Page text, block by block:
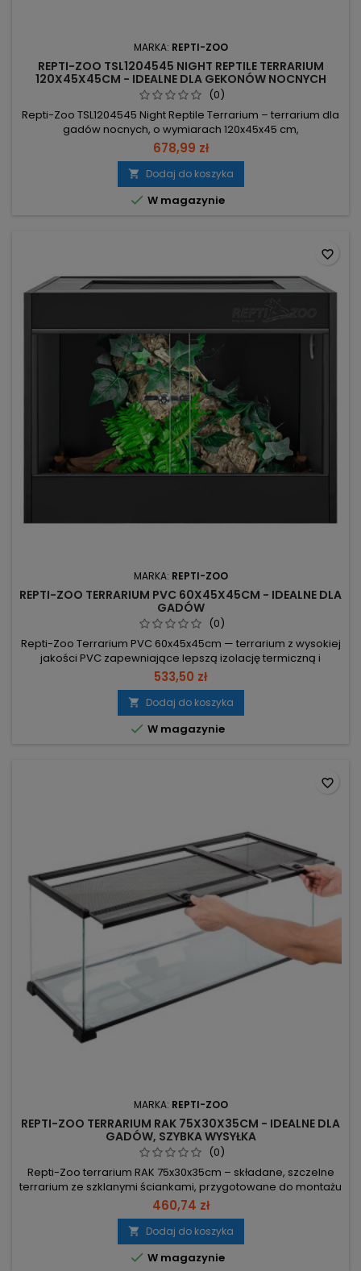
MARKA: REPTI-ZOO
REPTI-ZOO TSL1204545 NIGHT REPTILE TERRARIUM
120X45X45CM - IDEALNE DLA GEKONÓW NOCNYCH
(0)
Repti-Zoo TSL1204545 Night Reptile Terrarium – terrarium dla
gadów nocnych, o wymiarach 120x45x45 cm,
zaprojektowane dla bezpieczeństwa i komfortu zwierząt
nocnych. Górna pokrywa z metalowej siatki – maksymalna
wentylacja; kompatybilna z oświetleniem i ogrzewaniem.
Matowe czarne, nieprzezroczyste ścianki – ograniczają
dopływ światła, wspierając...
678,99 zł
 Dodaj do koszyka
 W magazynie
MARKA: REPTI-ZOO
REPTI-ZOO TERRARIUM PVC 60X45X45CM - IDEALNE DLA
GADÓW
(0)
Repti-Zoo Terrarium PVC 60x45x45cm — terrarium z wysokiej
jakości PVC zapewniające lepszą izolację termiczną i
wilgotnościową dla gadów i płazów. Lekka, odporna na
wilgoć konstrukcja ułatwia przenoszenie i konserwację.
Wymiary 60x45x45 cm — konkretne, gotowe wymiary do
ustawienia w domu. PVC — nie chłonie wody, lepsza izolacja
termiczna i...
533,50 zł
 Dodaj do koszyka
 W magazynie
favorite_border
MARKA: REPTI-ZOO
REPTI-ZOO TERRARIUM RAK 75X30X35CM - IDEALNE DLA
GADÓW, SZYBKA WYSYŁKA
(0)
Repti-Zoo terrarium RAK 75x30x35cm – składane, szczelne
terrarium ze szklanymi ściankami, przygotowane do montażu
maty grzewczej. Wymiary 76.2×30.5×35 cm – precyzyjne
dopasowanie do akcesoriów i miejsca. Wodoszczelność do
2 cm – zabezpiecza przy wilgotnych podłożach.
Ognioodporna, dzielona siatka stalowa – montaż
oświetlenia/żarówek na siatce; mniejsza...
460,74 zł
 Dodaj do koszyka
 W magazynie
favorite_border